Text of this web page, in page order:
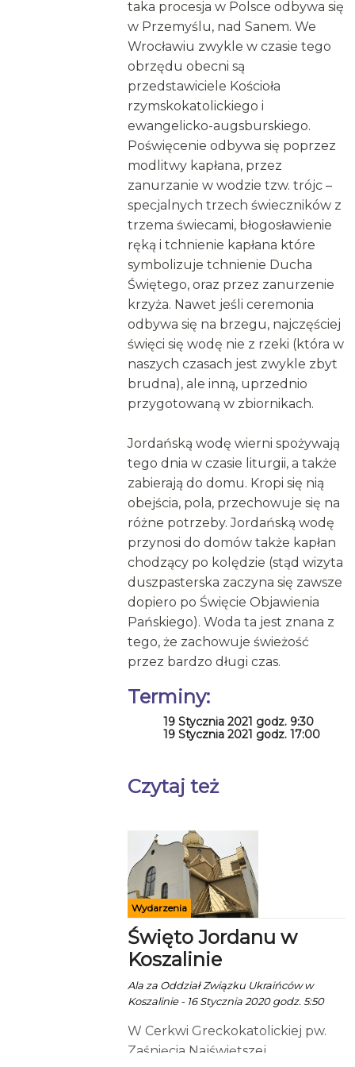
taka procesja w Polsce odbywa się
w Przemyślu, nad Sanem. We
Wrocławiu zwykle w czasie tego
obrzędu obecni są
przedstawiciele Kościoła
rzymskokatolickiego i
ewangelicko-augsburskiego.
Poświęcenie odbywa się poprzez
modlitwy kapłana, przez
zanurzanie w wodzie tzw. trójc –
specjalnych trzech świeczników z
trzema świecami, błogosławienie
ręką i tchnienie kapłana które
symbolizuje tchnienie Ducha
Świętego, oraz przez zanurzenie
krzyża. Nawet jeśli ceremonia
odbywa się na brzegu, najczęściej
święci się wodę nie z rzeki (która w
naszych czasach jest zwykle zbyt
brudna), ale inną, uprzednio
przygotowaną w zbiornikach.
Jordańską wodę wierni spożywają
tego dnia w czasie liturgii, a także
zabierają do domu. Kropi się nią
obejścia, pola, przechowuje się na
różne potrzeby. Jordańską wodę
przynosi do domów także kapłan
chodzący po kolędzie (stąd wizyta
duszpasterska zaczyna się zawsze
dopiero po Święcie Objawienia
Pańskiego). Woda ta jest znana z
tego, że zachowuje świeżość
przez bardzo długi czas.
Terminy:
19 Stycznia 2021 godz. 9:30
19 Stycznia 2021 godz. 17:00
Czytaj też
Wydarzenia
Święto Jordanu w
Koszalinie
Ala za Oddział Związku Ukraińców w
Koszalinie - 16 Stycznia 2020 godz. 5:50
W Cerkwi Greckokatolickiej pw.
Zaśnięcia Najświętszej